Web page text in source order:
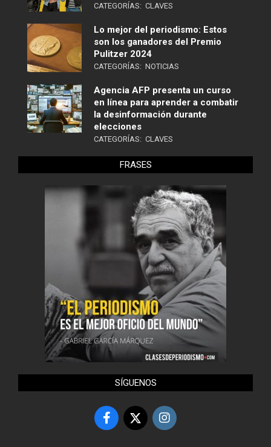
CATEGORÍAS: CLAVES
Lo mejor del periodismo: Estos
son los ganadores del Premio
Pulitzer 2024
CATEGORÍAS: NOTICIAS
Agencia AFP presenta un curso
en línea para aprender a combatir
la desinformación durante
elecciones
CATEGORÍAS: CLAVES
FRASES
SÍGUENOS